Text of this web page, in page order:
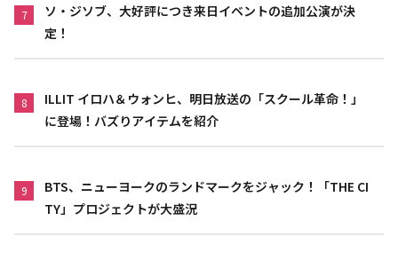
7
ソ・ジソブ、大好評につき来日イベントの追加公演が決
定！
8
ILLIT イロハ＆ウォンヒ、明日放送の「スクール革命！」
に登場！バズりアイテムを紹介
9
BTS、ニューヨークのランドマークをジャック！「THE CI
TY」プロジェクトが大盛況